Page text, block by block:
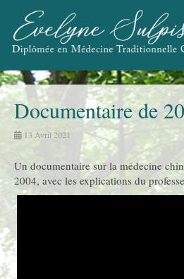
Documentaire de
13 Avril 2021
Un documentaire sur la médecine
2004, avec les explications du